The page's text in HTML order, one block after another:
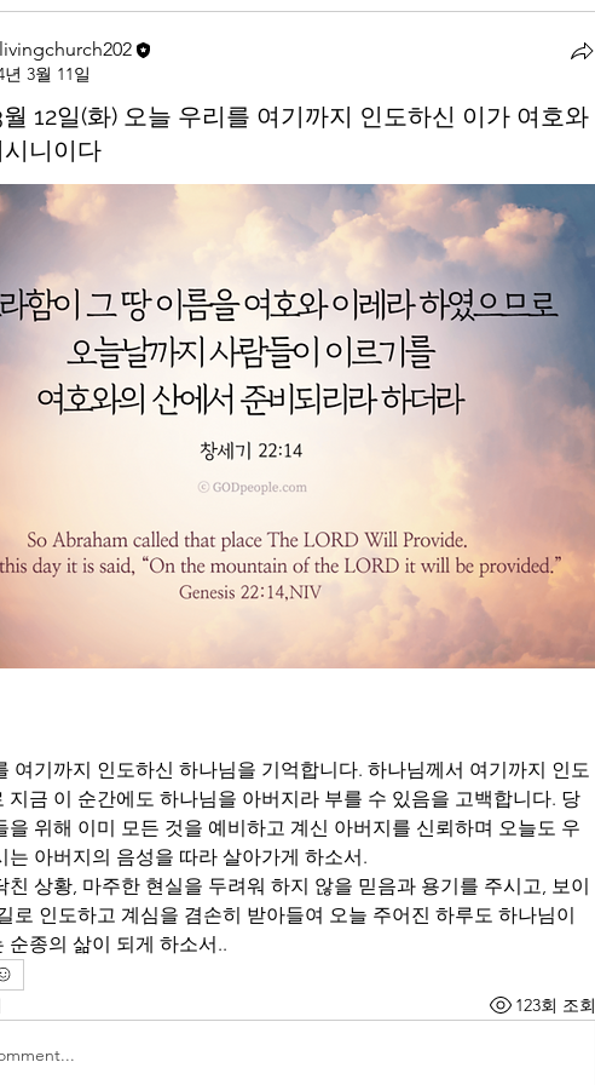
년 3월 11일
12일(화) 오늘 우리를 여기까지 인도하신 이가 여호와
니이다
여기까지 인도하신 하나님을 기억합니다. 하나님께서 여기까지 인도
지금 이 순간에도 하나님을 아버지라 부를 수 있음을 고백합니다. 당
을 위해 이미 모든 것을 예비하고 계신 아버지를 신뢰하며 오늘도 우
는 아버지의 음성을 따라 살아가게 하소서.
친 상황, 마주한 현실을 두려워 하지 않을 믿음과 용기를 주시고, 보이
로 인도하고 계심을 겸손히 받아들여 오늘 주어진 하루도 하나님이
순종의 삶이 되게 하소서..
123회 조회